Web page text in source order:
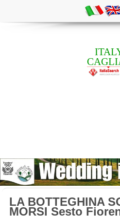
LA BOTTEGHINA
MORSI Sesto